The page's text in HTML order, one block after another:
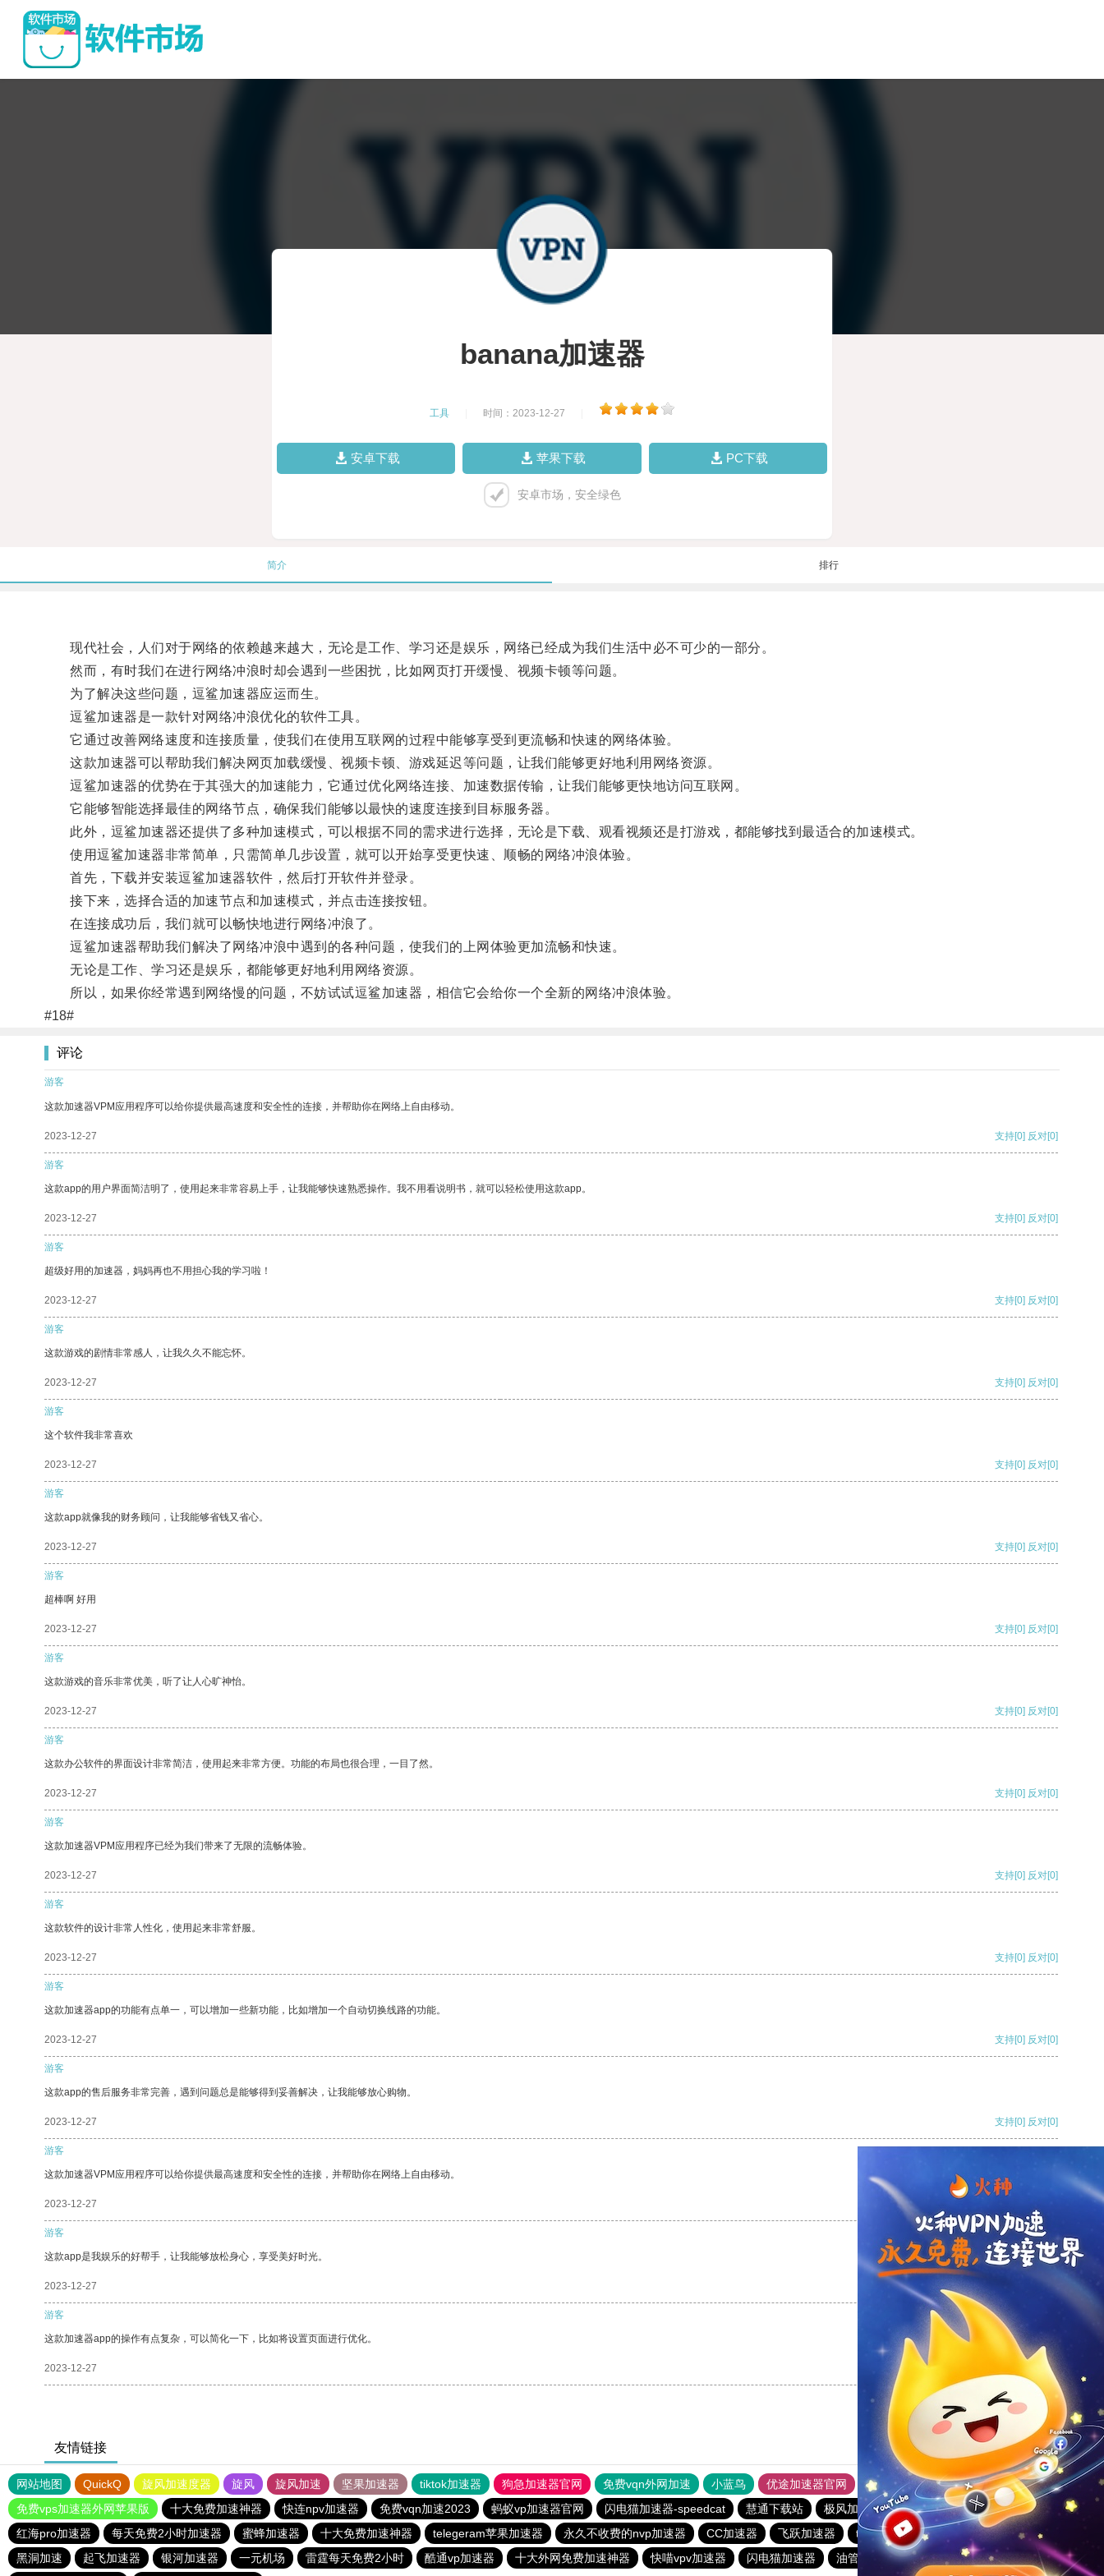
banana加速器
工具 时间：2023-12-27
安卓下载 苹果下载 PC下载
安卓市场，安全绿色
简介 排行
现代社会，人们对于网络的依赖越来越大，无论是工作、学习还是娱乐，网络已经成为我们生活中必不可少的一部分。
然而，有时我们在进行网络冲浪时却会遇到一些困扰，比如网页打开缓慢、视频卡顿等问题。
为了解决这些问题，逗鲨加速器应运而生。
逗鲨加速器是一款针对网络冲浪优化的软件工具。
它通过改善网络速度和连接质量，使我们在使用互联网的过程中能够享受到更流畅和快速的网络体验。
这款加速器可以帮助我们解决网页加载缓慢、视频卡顿、游戏延迟等问题，让我们能够更好地利用网络资源。
逗鲨加速器的优势在于其强大的加速能力，它通过优化网络连接、加速数据传输，让我们能够更快地访问互联网。
它能够智能选择最佳的网络节点，确保我们能够以最快的速度连接到目标服务器。
此外，逗鲨加速器还提供了多种加速模式，可以根据不同的需求进行选择，无论是下载、观看视频还是打游戏，都能够找到最适合的加速模式。
使用逗鲨加速器非常简单，只需简单几步设置，就可以开始享受更快速、顺畅的网络冲浪体验。
首先，下载并安装逗鲨加速器软件，然后打开软件并登录。
接下来，选择合适的加速节点和加速模式，并点击连接按钮。
在连接成功后，我们就可以畅快地进行网络冲浪了。
逗鲨加速器帮助我们解决了网络冲浪中遇到的各种问题，使我们的上网体验更加流畅和快速。
无论是工作、学习还是娱乐，都能够更好地利用网络资源。
所以，如果你经常遇到网络慢的问题，不妨试试逗鲨加速器，相信它会给你一个全新的网络冲浪体验。
#18#
评论
游客
这款加速器VPM应用程序可以给你提供最高速度和安全性的连接，并帮助你在网络上自由移动。
2023-12-27 支持[0] 反对[0]
游客
这款app的用户界面简洁明了，使用起来非常容易上手，让我能够快速熟悉操作。我不用看说明书，就可以轻松使用这款app。
2023-12-27 支持[0] 反对[0]
游客
超级好用的加速器，妈妈再也不用担心我的学习啦！
2023-12-27 支持[0] 反对[0]
游客
这款游戏的剧情非常感人，让我久久不能忘怀。
2023-12-27 支持[0] 反对[0]
游客
这个软件我非常喜欢
2023-12-27 支持[0] 反对[0]
游客
这款app就像我的财务顾问，让我能够省钱又省心。
2023-12-27 支持[0] 反对[0]
游客
超棒啊 好用
2023-12-27 支持[0] 反对[0]
游客
这款游戏的音乐非常优美，听了让人心旷神怡。
2023-12-27 支持[0] 反对[0]
游客
这款办公软件的界面设计非常简洁，使用起来非常方便。功能的布局也很合理，一目了然。
2023-12-27 支持[0] 反对[0]
游客
这款加速器VPM应用程序已经为我们带来了无限的流畅体验。
2023-12-27 支持[0] 反对[0]
游客
这款软件的设计非常人性化，使用起来非常舒服。
2023-12-27 支持[0] 反对[0]
游客
这款加速器app的功能有点单一，可以增加一些新功能，比如增加一个自动切换线路的功能。
2023-12-27 支持[0] 反对[0]
游客
这款app的售后服务非常完善，遇到问题总是能够得到妥善解决，让我能够放心购物。
2023-12-27 支持[0] 反对[0]
游客
这款加速器VPM应用程序可以给你提供最高速度和安全性的连接，并帮助你在网络上自由移动。
2023-12-27
游客
这款app是我娱乐的好帮手，让我能够放松身心，享受美好时光。
2023-12-27 反对
游客
这款加速器app的操作有点复杂，可以简化一下，比如将设置页面进行优化。
2023-12-27 反对[0]
友情链接
网站地图 QuickQ 旋风加速度器 旋风 旋风加速 坚果加速器 tiktok加速器 狗急加速器官网 免费vqn外网加速 小蓝鸟 优途加速器官网 风驰加速器 旋风加速器
八戒看书
免费vps加速器外网苹果版
十大免费加速神器 快连npv加速器 免费vqn加速2023 蚂蚁vp加速器官网 闪电猫加速器-speedcat 慧通下载站 极风加速器 海鸥加速器
快喵vpv加速器
红海pro加速器
每天免费2小时加速器 蜜蜂加速器 十大免费加速神器 telegeram苹果加速器 永久不收费的nvp加速器 CC加速器 飞跃加速器 turbo加速器 海鸥加速器
海鸥加速器
黑洞加速
起飞加速器 银河加速器 一元机场 雷霆每天免费2小时 酷通vp加速器 十大外网免费加速神器 快喵vpv加速器 闪电猫加速器 油管加速器 暴雪加速器
vp免费加速